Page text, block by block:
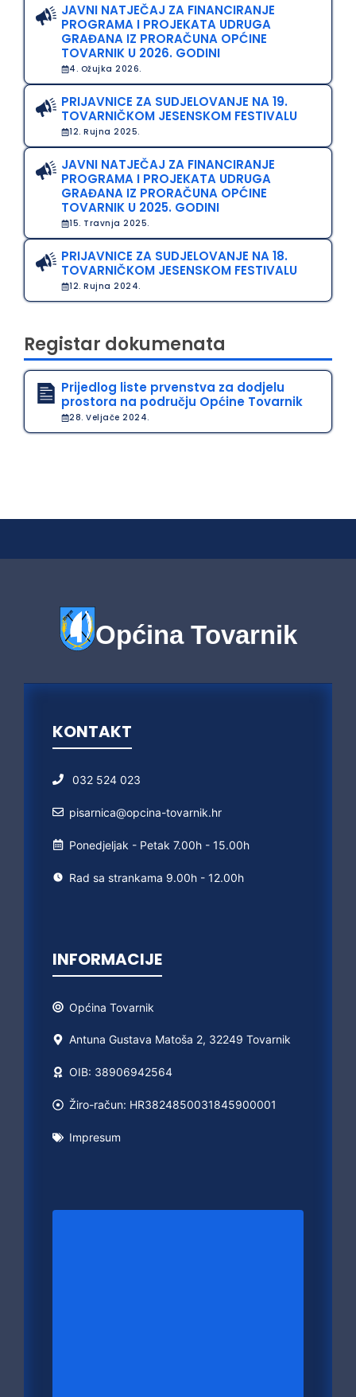
JAVNI NATJEČAJ ZA FINANCIRANJE
PROGRAMA I PROJEKATA UDRUGA
GRAĐANA IZ PRORAČUNA OPĆINE
TOVARNIK U 2026. GODINI
4. Ožujka 2026.
PRIJAVNICE ZA SUDJELOVANJE NA 19.
TOVARNIČKOM JESENSKOM FESTIVALU
12. Rujna 2025.
JAVNI NATJEČAJ ZA FINANCIRANJE
PROGRAMA I PROJEKATA UDRUGA
GRAĐANA IZ PRORAČUNA OPĆINE
TOVARNIK U 2025. GODINI
15. Travnja 2025.
PRIJAVNICE ZA SUDJELOVANJE NA 18.
TOVARNIČKOM JESENSKOM FESTIVALU
12. Rujna 2024.
Registar dokumenata
Prijedlog liste prvenstva za dodjelu
prostora na području Općine Tovarnik
28. Veljače 2024.
Općina Tovarnik
KONTAKT
032 524 023
pisarnica@opcina-tovarnik.hr
Ponedjeljak - Petak 7.00h - 15.00h
Rad sa strankama 9.00h - 12.00h
INFORMACIJE
Općina Tovarnik
Antuna Gustava Matoša 2, 32249 Tovarnik
OIB: 38906942564
Žiro-račun: HR3824850031845900001
Impresum